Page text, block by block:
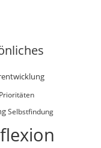
Prioritäten
Selbstfindung